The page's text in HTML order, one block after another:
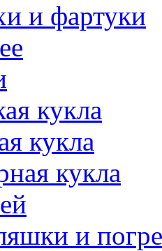
и фартуки
кукла
кукла
кукла
и